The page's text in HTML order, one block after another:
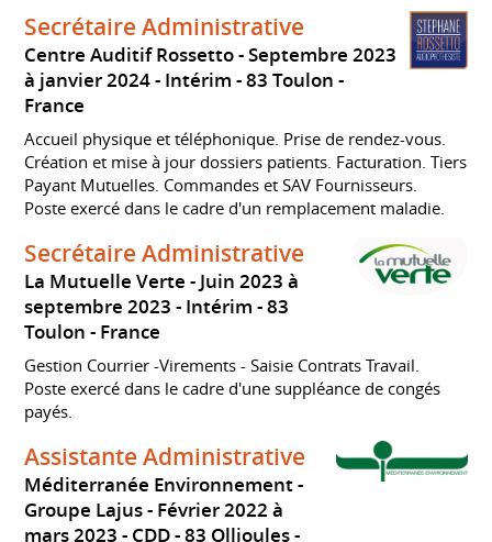
Secrétaire Administrative
Centre Auditif Rossetto
Septembre 2023
à janvier 2024 Intérim
83 Toulon
France
Accueil physique et téléphonique. Prise de rendez-vous.
Création et mise à jour dossiers patients. Facturation. Tiers
Payant Mutuelles. Commandes et SAV Fournisseurs.
Poste exercé dans le cadre d'un remplacement maladie.
Secrétaire Administrative
La Mutuelle Verte
Juin 2023 à
septembre 2023 Intérim
83
Toulon
France
Gestion Courrier -Virements - Saisie Contrats Travail.
Poste exercé dans le cadre d'une suppléance de congés
payés.
Assistante Administrative
Méditerranée Environnement -
Groupe Lajus
Février 2022 à
mars 2023 CDD
83 Ollioules